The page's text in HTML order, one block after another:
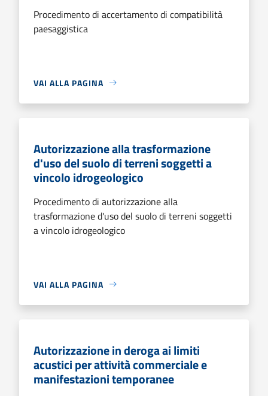
Procedimento di accertamento di compatibilità
paesaggistica
VAI ALLA PAGINA
Autorizzazione alla trasformazione
d'uso del suolo di terreni soggetti a
vincolo idrogeologico
Procedimento di autorizzazione alla
trasformazione d'uso del suolo di terreni soggetti
a vincolo idrogeologico
VAI ALLA PAGINA
Autorizzazione in deroga ai limiti
acustici per attività commerciale e
manifestazioni temporanee